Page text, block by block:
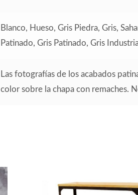
Blanco, Hueso, Gris Piedra, Gris,
Patinado, Gris Patinado, Gris
Las fotografías de los acabados
color sobre la chapa con remaches.